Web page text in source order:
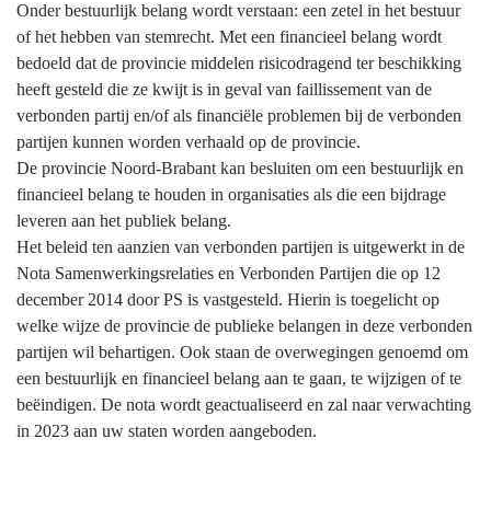
Verbonden
partijen
Nota
Onder bestuurlijk belang wordt verstaan: een zetel in het bestuur
of het hebben van stemrecht. Met een financieel belang wordt
bedoeld dat de provincie middelen risicodragend ter beschikking
heeft gesteld die ze kwijt is in geval van faillissement van de
verbonden partij en/of als financiële problemen bij de verbonden
partijen kunnen worden verhaald op de provincie.
De provincie Noord-Brabant kan besluiten om een bestuurlijk en
financieel belang te houden in organisaties als die een bijdrage
leveren aan het publiek belang.
Het beleid ten aanzien van verbonden partijen is uitgewerkt in de
Nota Samenwerkingsrelaties en Verbonden Partijen die op 12
december 2014 door PS is vastgesteld. Hierin is toegelicht op
welke wijze de provincie de publieke belangen in deze verbonden
partijen wil behartigen. Ook staan de overwegingen genoemd om
een bestuurlijk en financieel belang aan te gaan, te wijzigen of te
beëindigen. De nota wordt geactualiseerd en zal naar verwachting
in 2023 aan uw staten worden aangeboden.